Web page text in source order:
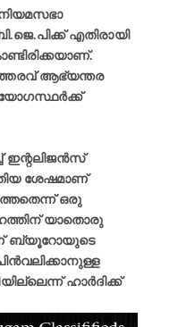
എതിരായി
ആഭ്യന്തര
ഇന്റലിജൻസ്
ശേഷമാണ്
ഒരു
യാതൊരു
ബ്യൂറോയുടെ
ഹാർദിക്ക്